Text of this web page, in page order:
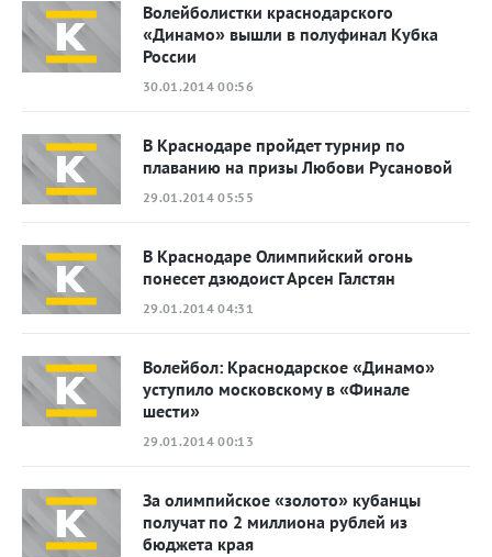
Волейболистки краснодарского
«Динамо» вышли в полуфинал Кубка
России
30.01.2014 00:56
В Краснодаре пройдет турнир по
плаванию на призы Любови Русановой
29.01.2014 05:55
В Краснодаре Олимпийский огонь
понесет дзюдоист Арсен Галстян
29.01.2014 04:31
Волейбол: Краснодарское «Динамо»
уступило московскому в «Финале
шести»
29.01.2014 00:13
За олимпийское «золото» кубанцы
получат по 2 миллиона рублей из
бюджета края